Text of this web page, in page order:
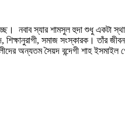
যাচ্ছে। নবাব স্যার শামসুল হুদা শুধু
শিক্ষানুরাগী, সমাজ সংস্কারক। তাঁর
অন্যতম সৈয়দ বন্দেগী শাহ